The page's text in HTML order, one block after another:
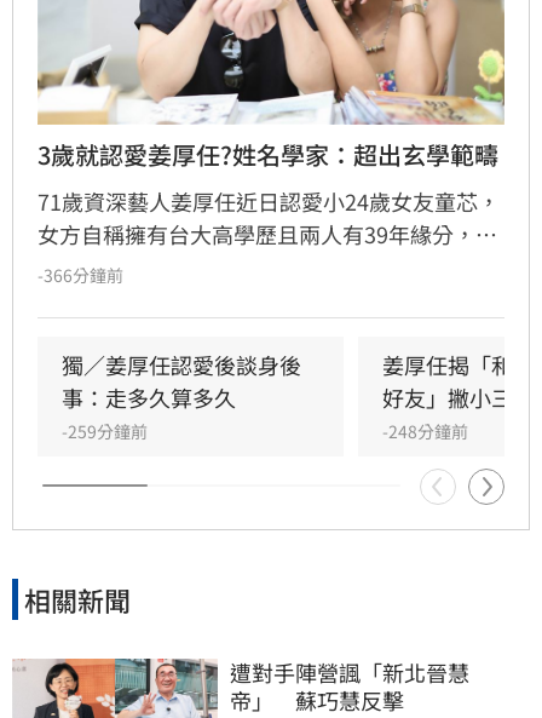
3歲就認愛姜厚任?姓名學家：超出玄學範疇
71歲資深藝人姜厚任近日認愛小24歲女友童芯，
女方自稱擁有台大高學歷且兩人有39年緣分，引
發熱議。隨後女方過往背景遭網友起底，包括多
恐有違反姓名條例疑慮，且其自稱三歲即認定對
方為老公的說法邏輯矛盾。吳睿穎直言，這段戀
情的人設背景過於離奇，已完全超出玄學範疇，
引發各界對女方真實動機的廣泛討論，這段戀情
也因此成為近期演藝圈備受矚目的焦點話題。
-366分鐘前
獨／姜厚任認愛後談身後
事：走多久算多久
-259分鐘前
姜厚任揭「和
好友」撇小三傳
-248分鐘前
相關新聞
遭對手陣營諷「新北晉慧
帝」　蘇巧慧反擊